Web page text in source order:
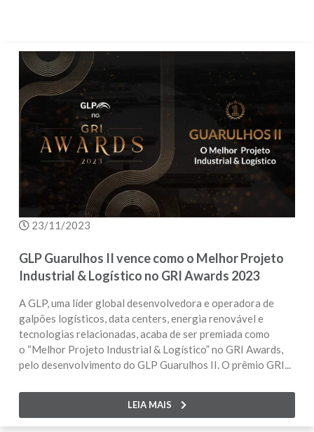
23/11/2023
GLP Guarulhos II vence como o Melhor Projeto
Industrial & Logístico no GRI Awards 2023
A GLP, uma líder global desenvolvedora e operadora de
galpões logísticos, data centers, energia renovável e
tecnologias relacionadas, acaba de ser premiada como
o “Melhor Projeto Industrial & Logístico” no GRI Awards,
pelo desenvolvimento do GLP Guarulhos II. O prêmio GRI...
LEIA MAIS